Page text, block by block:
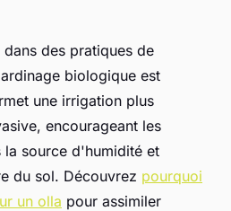
des pratiques de
biologique est
une irrigation plus
encourageant les
source d'humidité et
du sol. Découvrez pourquoi
un olla pour assimiler